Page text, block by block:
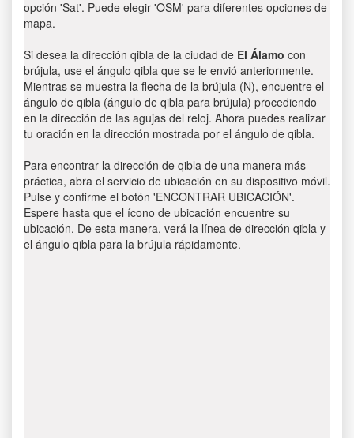
opción 'Sat'. Puede elegir 'OSM' para diferentes opciones de
mapa.
Si desea la dirección qibla de la ciudad de El Álamo con
brújula, use el ángulo qibla que se le envió anteriormente.
Mientras se muestra la flecha de la brújula (N), encuentre el
ángulo de qibla (ángulo de qibla para brújula) procediendo
en la dirección de las agujas del reloj. Ahora puedes realizar
tu oración en la dirección mostrada por el ángulo de qibla.
Para encontrar la dirección de qibla de una manera más
práctica, abra el servicio de ubicación en su dispositivo móvil.
Pulse y confirme el botón 'ENCONTRAR UBICACIÓN'.
Espere hasta que el ícono de ubicación encuentre su
ubicación. De esta manera, verá la línea de dirección qibla y
el ángulo qibla para la brújula rápidamente.